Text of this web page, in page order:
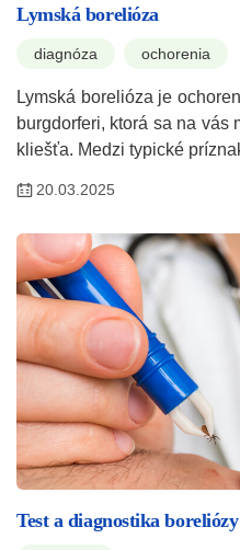
Lymská borelióza
diagnóza ochorenia
Lymská borelióza je
burgdorferi, ktorá sa na vás
kliešťa. Medzi typické
20.03.2025
Test a diagnostika boreliózy